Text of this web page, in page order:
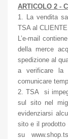
ARTICOLO 2 -
1. La vendita
TSA al
L’e-mail
della merce
spedizione al
a verificare la
comunicare
2. TSA si
sul sito nel
evidenziarsi
sito e il prodotto
su